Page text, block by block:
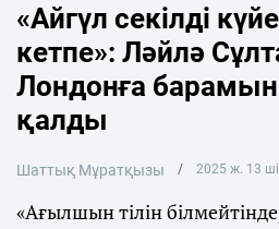
«Айгүл секілді
кетпе»: Ләйлә
Лондонға
қалды
Шаттық Мұратқызы 2025 ж. 13
«Ағылшын тілін